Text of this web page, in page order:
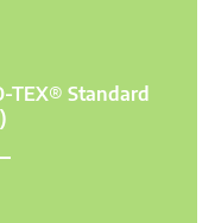
TEX® Standard